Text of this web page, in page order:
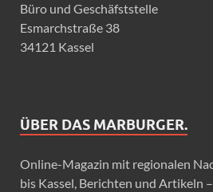
Büro und Geschäfststelle
Esmarchstraße 38
34121 Kassel
ÜBER DAS MARBURGER.
Online-Magazin mit regionalen
bis Kassel, Berichten und Artikeln